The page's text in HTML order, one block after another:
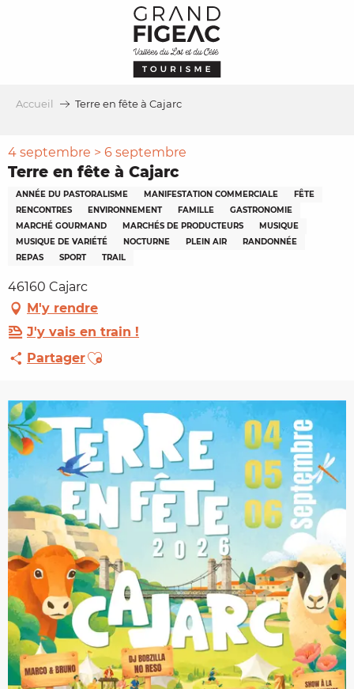
Accueil Terre en fête à Cajarc
4 septembre > 6 septembre
Terre en fête à Cajarc
ANNÉE DU PASTORALISME MANIFESTATION COMMERCIALE
FÊTE
RENCONTRES
ENVIRONNEMENT FAMILLE
GASTRONOMIE
MARCHÉ GOURMAND
MARCHÉS DE PRODUCTEURS
MUSIQUE
MUSIQUE DE VARIÉTÉ
NOCTURNE PLEIN AIR
RANDONNÉE
REPAS
SPORT TRAIL
46160 Cajarc
M'y rendre
J'y vais en train !
PartagerAjouter aux favoris